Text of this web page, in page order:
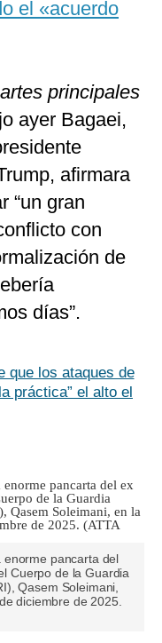
el «acuerdo
principales
ayer Bagaei,
afirmara
“un gran
con
de
días”.
que los ataques de
práctica” el alto el
pancarta del
Cuerpo de la Guardia
Qasem Soleimani,
diciembre de 2025.